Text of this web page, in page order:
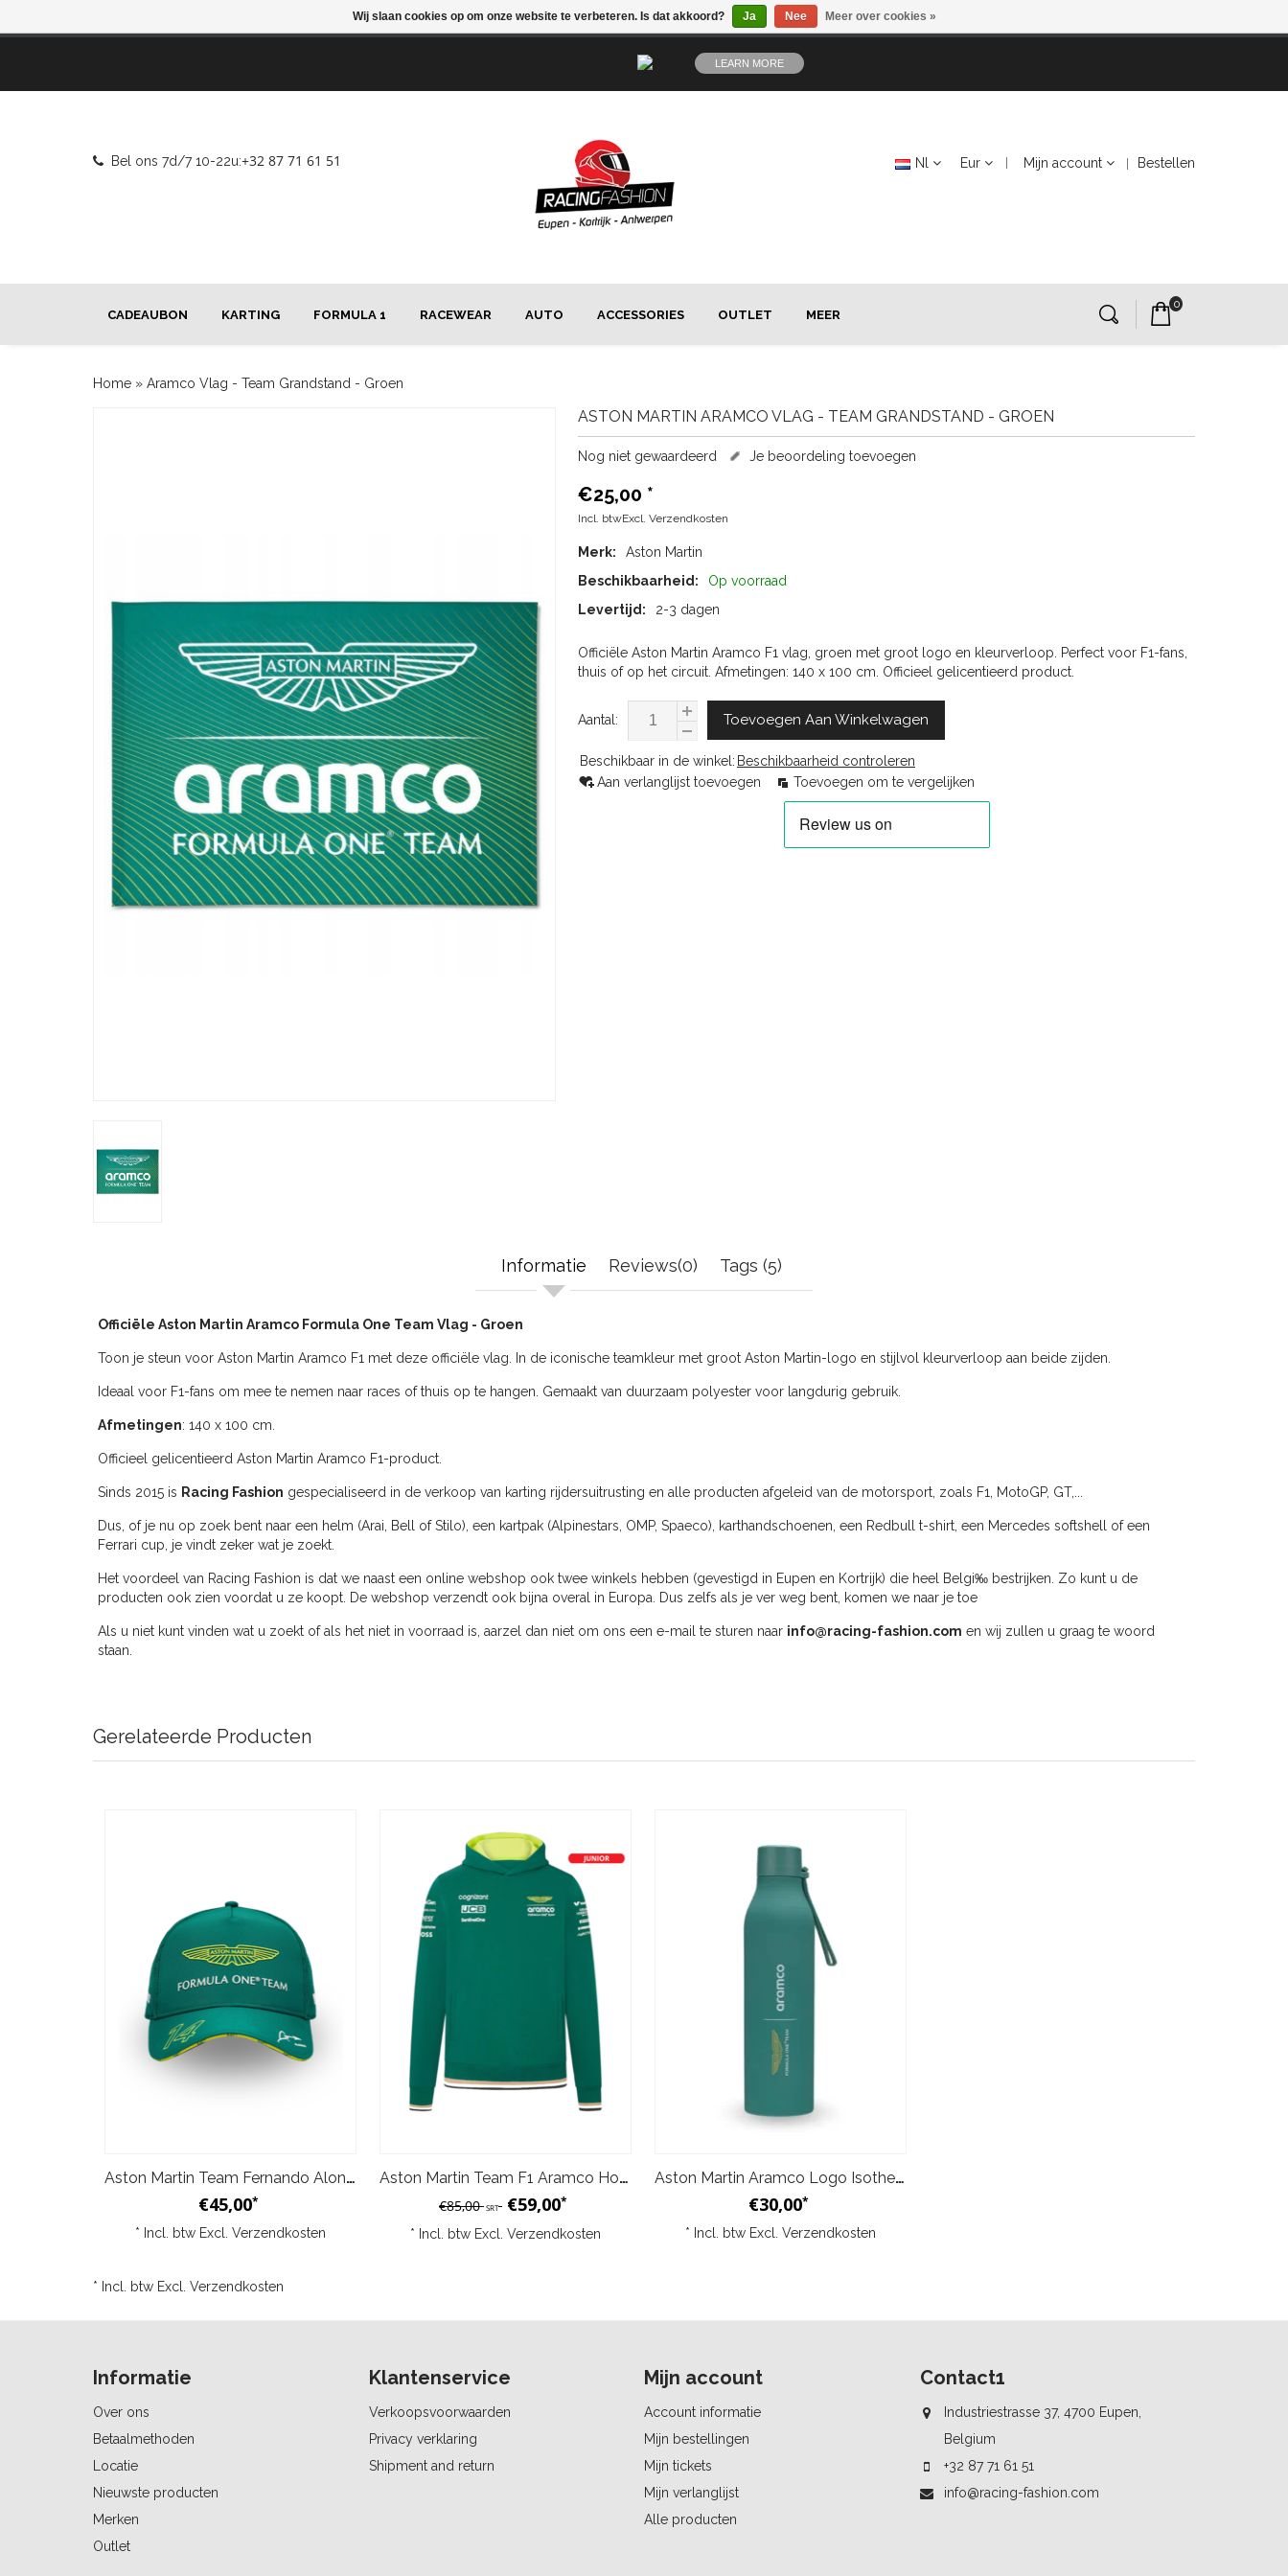
LEARN MORE
Bel ons 7d/7 10-22u:+32 87 71 61 51 Nl Eur Mijn account Bestellen
CADEAUBON KARTING FORMULA 1 RACEWEAR AUTO ACCESSORIES OUTLET MEER
0
Home » Aramco Vlag - Team Grandstand - Groen
ASTON MARTIN ARAMCO VLAG - TEAM GRANDSTAND - GROEN
Nog niet gewaardeerd Je beoordeling toevoegen
€25,00 *
Incl. btwExcl. Verzendkosten
Merk:
Aston Martin
Beschikbaarheid:
Op voorraad
Levertijd:
2-3 dagen
Officiële Aston Martin Aramco F1 vlag, groen met groot logo en kleurverloop. Perfect voor F1-fans,
thuis of op het circuit. Afmetingen: 140 x 100 cm. Officieel gelicentieerd product.
Aantal: Toevoegen Aan Winkelwagen
Beschikbaar in de winkel: Beschikbaarheid controleren
Aan verlanglijst toevoegen
Toevoegen om te vergelijken
Informatie Reviews(0) Tags (5)
Officiële Aston Martin Aramco Formula One Team Vlag - Groen
Toon je steun voor Aston Martin Aramco F1 met deze officiële vlag. In de iconische teamkleur met groot Aston Martin-logo en stijlvol kleurverloop aan beide zijden.
Ideaal voor F1-fans om mee te nemen naar races of thuis op te hangen. Gemaakt van duurzaam polyester voor langdurig gebruik.
Afmetingen: 140 x 100 cm.
Officieel gelicentieerd Aston Martin Aramco F1-product.
Sinds 2015 is Racing Fashion gespecialiseerd in de verkoop van karting rijdersuitrusting en alle producten afgeleid van de motorsport, zoals F1, MotoGP, GT,...
Dus, of je nu op zoek bent naar een helm (Arai, Bell of Stilo), een kartpak (Alpinestars, OMP, Spaeco), karthandschoenen, een Redbull t-shirt, een Mercedes softshell of een
Ferrari cup, je vindt zeker wat je zoekt.
Het voordeel van Racing Fashion is dat we naast een online webshop ook twee winkels hebben (gevestigd in Eupen en Kortrijk) die heel Belgi‰ bestrijken. Zo kunt u de
producten ook zien voordat u ze koopt. De webshop verzendt ook bijna overal in Europa. Dus zelfs als je ver weg bent, komen we naar je toe
Als u niet kunt vinden wat u zoekt of als het niet in voorraad is, aarzel dan niet om ons een e-mail te sturen naar info@racing-fashion.com en wij zullen u graag te woord
staan.
Gerelateerde Producten
Aston Martin Team Fernando Alonso Pet - Groen
€45,00*
* Incl. btw Excl. Verzendkosten
Aston Martin Team F1 Aramco Hoodie Kind - Groen
€85,00SRT €59,00*
* Incl. btw Excl. Verzendkosten
Aston Martin Aramco Logo Isothermische Fles 500ml - Groen
€30,00*
* Incl. btw Excl. Verzendkosten
* Incl. btw Excl. Verzendkosten
Informatie
Over ons
Betaalmethoden
Locatie
Nieuwste producten
Merken
Outlet
Klantenservice
Verkoopsvoorwaarden
Privacy verklaring
Shipment and return
Mijn account
Account informatie
Mijn bestellingen
Mijn tickets
Mijn verlanglijst
Alle producten
Contact1
Industriestrasse 37, 4700 Eupen,
Belgium
+32 87 71 61 51
info@racing-fashion.com
Wij slaan cookies op om onze website te verbeteren. Is dat akkoord? Ja Nee Meer over cookies »